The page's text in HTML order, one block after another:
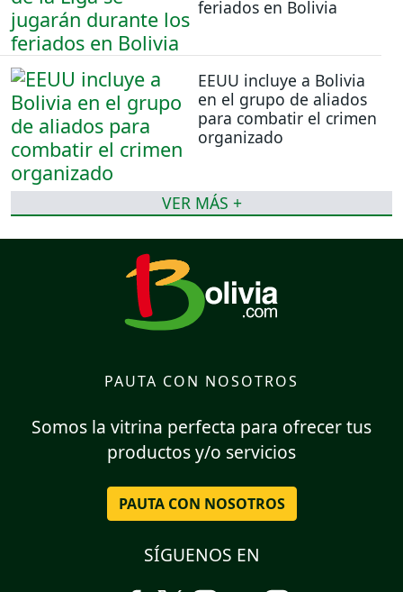
feriados en Bolivia
EEUU incluye a Bolivia
en el grupo de aliados
para combatir el crimen
organizado
VER MÁS +
PAUTA CON NOSOTROS
Somos la vitrina perfecta para ofrecer tus
productos y/o servicios
PAUTA CON NOSOTROS
SÍGUENOS EN